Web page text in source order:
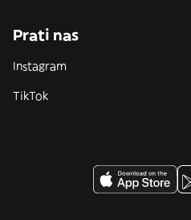
Prati nas
Instagram
TikTok